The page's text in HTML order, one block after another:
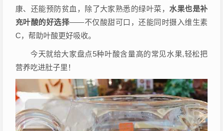
康、还能预防贫血，除了大家熟悉的绿叶菜， 水果也是补
充叶酸的好选择——不仅酸甜可口，还能同时摄入维生素
C，帮助叶酸更好吸收。
今天就给大家盘点5种叶酸含量高的常见水果,轻松把
营养吃进肚子里！